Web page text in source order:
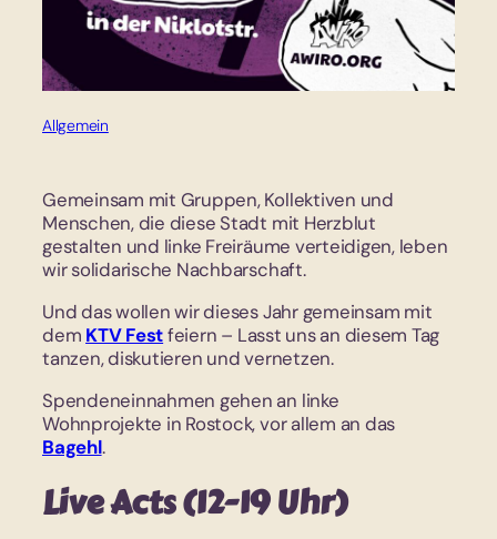
Allgemein
Gemeinsam mit Gruppen, Kollektiven und
Menschen, die diese Stadt mit Herzblut
gestalten und linke Freiräume verteidigen, leben
wir solidarische Nachbarschaft.
Und das wollen wir dieses Jahr gemeinsam mit
dem KTV Festfeiern – Lasst uns an diesem Tag
tanzen, diskutieren und vernetzen.
Spendeneinnahmen gehen an linke
Wohnprojekte in Rostock, vor allem an das
Bagehl.
Live Acts (12-19 Uhr)